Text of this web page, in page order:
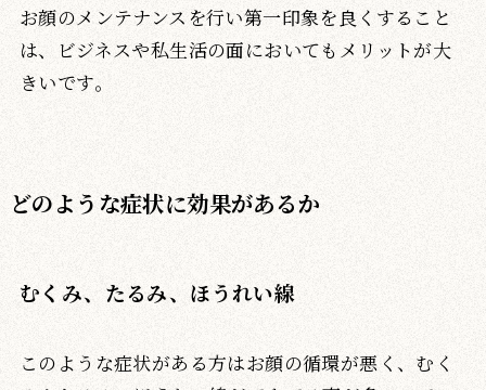
お顔のメンテナンスを行い第一印象を良くすること
は、ビジネスや私生活の面においてもメリットが大
きいです。
どのような症状に効果があるか
むくみ、たるみ、ほうれい線
このような症状がある方はお顔の循環が悪く、むく